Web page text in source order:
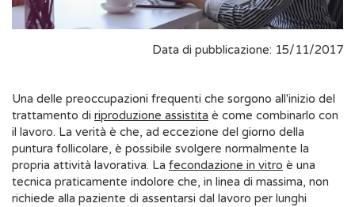
Data di pubblicazione: 15/11/2017
Una delle preoccupazioni frequenti che sorgono all'inizio del
trattamento di riproduzione assistita
il lavoro. La verità è che, ad eccezione del giorno della
puntura follicolare, è possibile svolgere normalmente la
propria attività lavorativa. La fecondazione in vitro
tecnica praticamente indolore che, in linea di massima, non
richiede alla paziente di assentarsi dal lavoro per lunghi